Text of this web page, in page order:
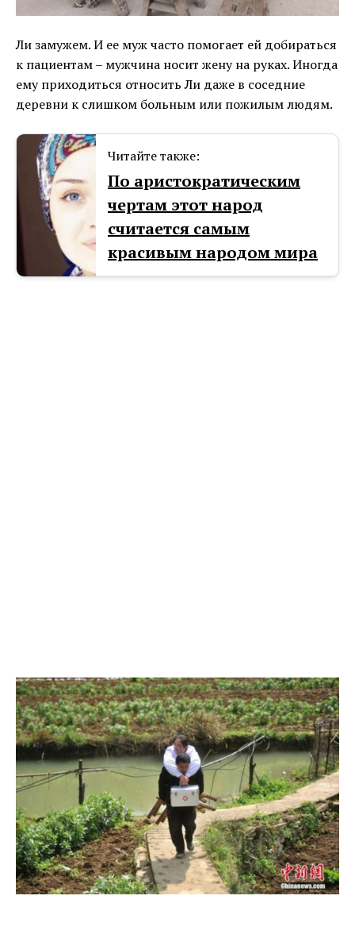
Ли замужем. И ее муж часто помогает ей добираться
к пациентам – мужчина носит жену на руках. Иногда
ему приходиться относить Ли даже в соседние
деревни к слишком больным или пожилым людям.
Читайте также:
По аристократическим
чертам этот народ
считается самым
красивым народом мира